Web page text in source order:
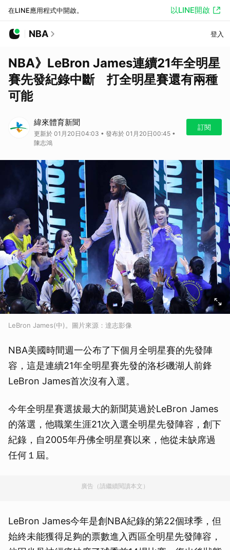
在LINE應用程式中開啟。 以LINE開啟
NBA 登入
NBA》LeBron James連續21年全明星
賽先發紀錄中斷 打全明星賽還有兩種
可能
緯來體育新聞
更新於 01月20日04:03 • 發布於 01月20日00:45 •
陳志鴻
訂閱
LeBron James(中)。圖片來源：達志影像
NBA美國時間週一公布了下個月全明星賽的先發陣
容，這是連續21年全明星賽先發的洛杉磯湖人前鋒
LeBron James首次沒有入選。
今年全明星賽選拔最大的新聞莫過於LeBron James
的落選，他職業生涯21次入選全明星先發陣容，創下
紀錄，自2005年丹佛全明星賽以來，他從未缺席過
任何１屆。
廣告（請繼續閱讀本文）
LeBron James今年是創NBA紀錄的第22個球季，但
始終未能獲得足夠的票數進入西區全明星先發陣容，